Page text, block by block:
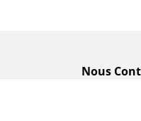
Nous